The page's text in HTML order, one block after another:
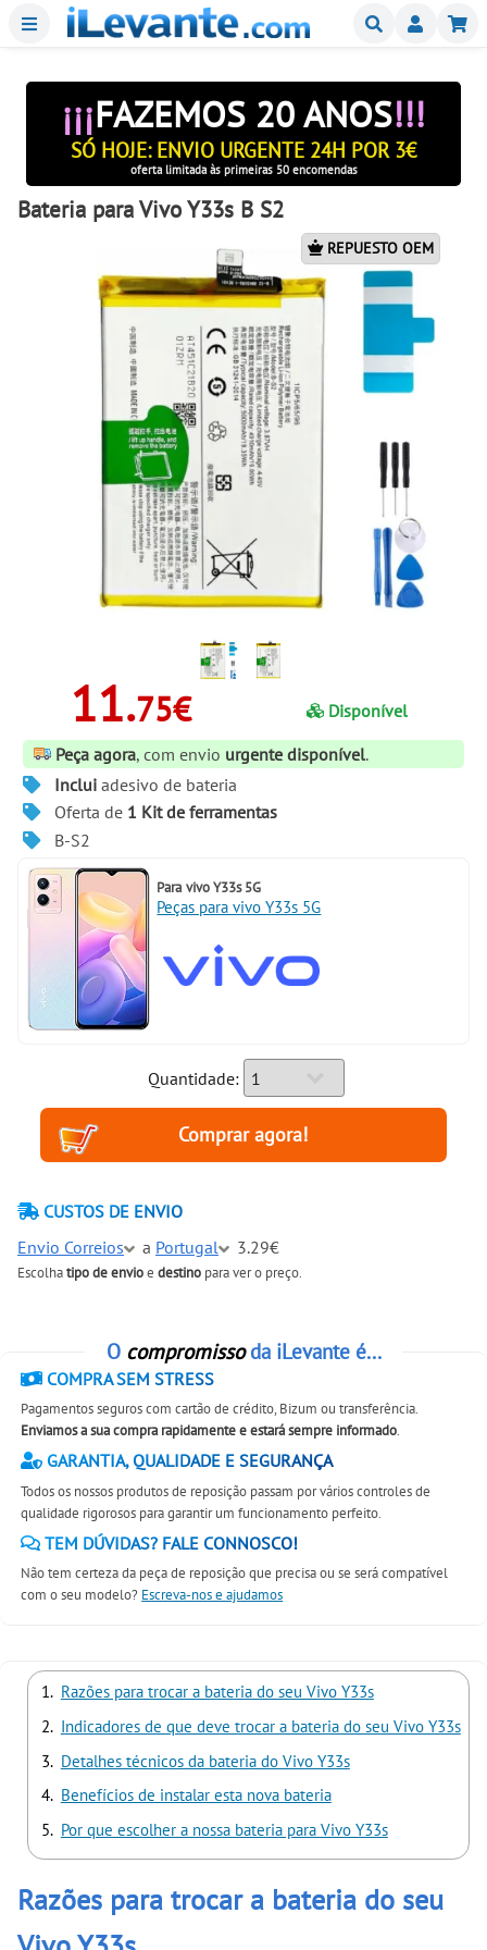
Menu Buscar
¡¡¡FAZEMOS 20 ANOS!!!
SÓ HOJE: ENVIO URGENTE 24H POR 3€
oferta limitada às primeiras 50 encomendas
Bateria para Vivo Y33s B S2
REPUESTO OEM
11.75€
Disponível
Peça agora, com envio urgente disponível.
Incluiadesivo de bateria
Oferta de 1 Kit de ferramentas
B-S2
Para vivo Y33s 5G
Peças para vivo Y33s 5G
Quantidade:
CUSTOS DE ENVIO
Envio Correios
a Portugal 3.29€
Escolhatipo de envioe destino para ver o preço.
O compromissoda iLevante é...
COMPRA SEM STRESS
Pagamentos seguros com cartão de crédito, Bizum ou transferência.
Enviamos a sua compra rapidamente e estará sempre informado.
GARANTIA, QUALIDADE E SEGURANÇA
Todos os nossos produtos de reposição passam por vários controles de
qualidade rigorosos para garantir um funcionamento perfeito.
TEM DÚVIDAS? FALE CONNOSCO!
Não tem certeza da peça de reposição que precisa ou se será compatível
com o seu modelo? Escreva-nos e ajudamos
Razões para trocar a bateria do seu Vivo Y33s
Indicadores de que deve trocar a bateria do seu Vivo Y33s
Detalhes técnicos da bateria do Vivo Y33s
Benefícios de instalar esta nova bateria
Por que escolher a nossa bateria para Vivo Y33s
Razões para trocar a bateria do seu